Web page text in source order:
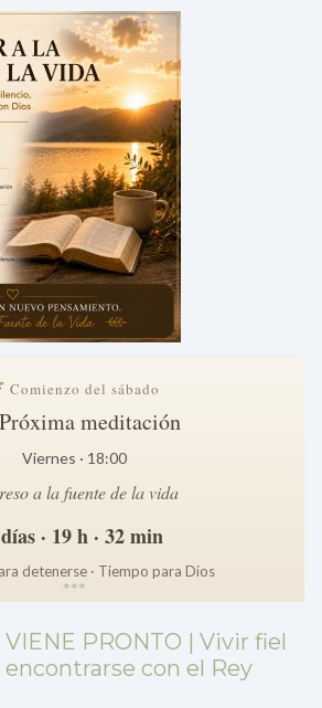
Comienzo del sábado
Próxima meditación
Viernes · 18:00
a la fuente de la vida
· 19 h · 32 min
detenerse · Tiempo para Dios
***
VIENE PRONTO | Vivir fiel
encontrarse con el Rey